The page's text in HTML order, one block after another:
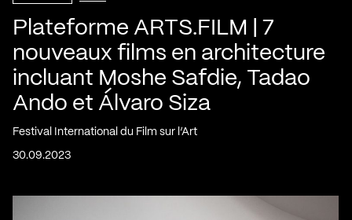
Plateforme ARTS.FILM | 7
nouveaux films en architecture
incluant Moshe Safdie, Tadao
Ando et Álvaro Siza
Festival International du Film sur l’Art
30.09.2023